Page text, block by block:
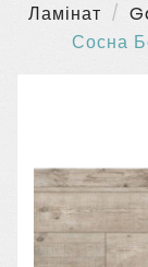
Ламінат
Сосна